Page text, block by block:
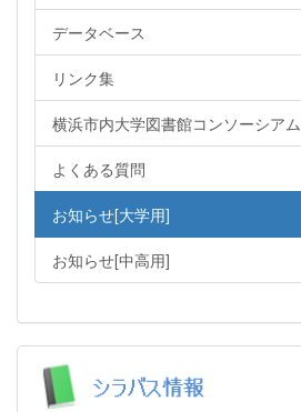
データベース
リンク集
横浜市内大学図書館コンソーシアム
よくある質問
お知らせ[大学用]
お知らせ[中高用]